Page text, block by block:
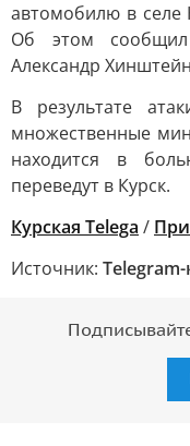
автомобилю в селе
Об этом сообщил
Александр
В результате
множественные
находится в
переведут в Курск.
Курская Telega /
Источник: